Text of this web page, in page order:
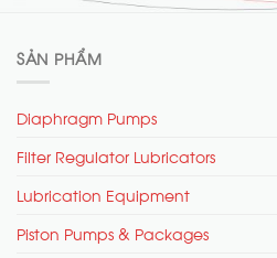
SẢN PHẨM
Diaphragm Pumps
Filter Regulator Lubricators
Lubrication Equipment
Piston Pumps & Packages